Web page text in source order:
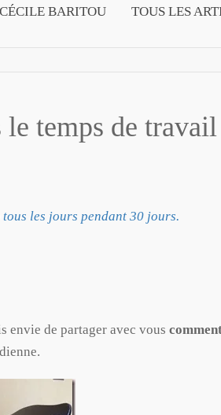
BARITOU TOUS LES
temps de travail
les jours pendant 30 jours.
envie de partager avec vous